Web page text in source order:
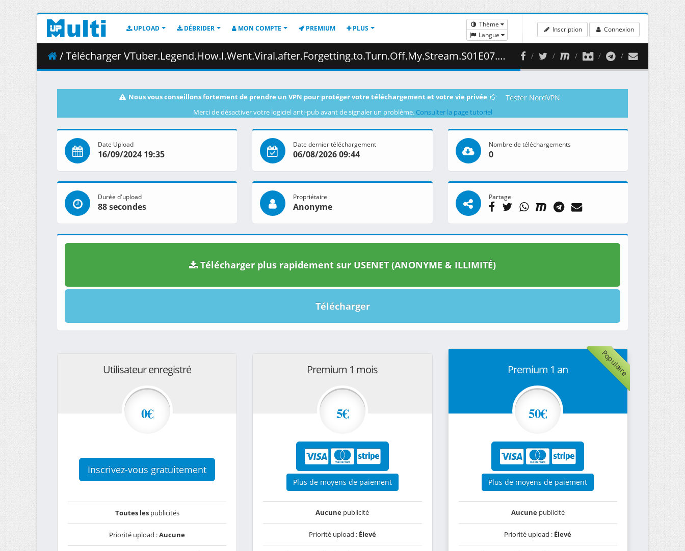
UPLOAD DÉBRIDER MON COMPTE PREMIUM PLUS
Thème
Langue
Inscription Connexion
/ Télécharger VTuber.Legend.How.I.Went.Viral.after.Forgetting.to.Turn.Off.My.Stream.S01E07.REPACK.1080p.CR.WEB-DL.AAC2.0.H.264.DUAL-VARYG.mkv.002 ( 468.44 MB )
Nous vous conseillons fortement de prendre un VPN pour protéger votre téléchargement et votre vie privée Tester NordVPN
Merci de désactiver votre logiciel anti-pub avant de signaler un problème. Consulter la page tutoriel
Date Upload
16/09/2024 19:35
Date dernier téléchargement
06/08/2026 09:44
Nombre de téléchargements
0
Durée d'upload
88 secondes
Propriétaire
Anonyme
Partage
Télécharger plus rapidement sur USENET (ANONYME & ILLIMITÉ)
Télécharger
Utilisateur enregistré
0€
Inscrivez-vous gratuitement
Toutes lespublicités
Priorité upload :Aucune
Premium 1 mois
5€
Plus de moyens de paiement
Aucune publicité
Priorité upload : Élevé
Populaire
Premium 1 an
50€
Plus de moyens de paiement
Aucunepublicité
Priorité upload : Élevé